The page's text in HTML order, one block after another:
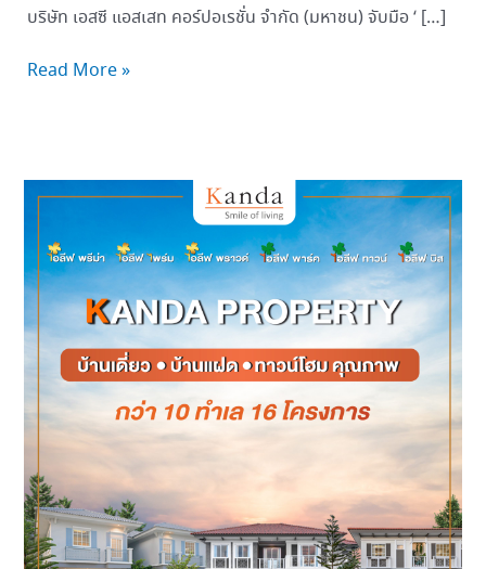
บริษัท เอสซี แอสเสท คอร์ปอเรชั่น จำกัด (มหาชน) จับมือ ‘ […]
ออกแบบ
Read More »